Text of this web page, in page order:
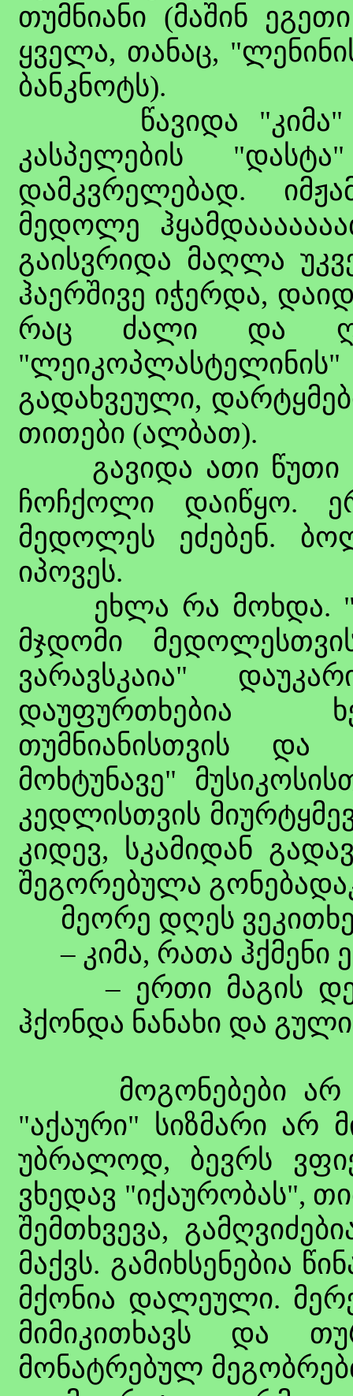
თუმნიანი (მაშინ
ყველა, თანაც,
ბანკნოტს).
წავიდა "კიმა"
კასპელების
დამკვრელებად.
მედოლე
გაისვრიდა მაღლა
ჰაერშივე იჭერდა,
რაც ძალი და
გადახვეული,
თითები (ალბათ).
გავიდა ათი წუთი
ჩოჩქოლი დაიწყო.
მედოლეს ეძებენ.
იპოვეს.
ეხლა რა მოხდა.
მჯდომი
ვარავსკაია"
დაუფურთხებია
თუმნიანისთვის
მოხტუნავე"
კედლისთვის
კიდევ, სკამიდან
შეგორებულა
მეორე დღეს
– კიმა, რათა ჰქმენი
– ერთი მაგის
ჰქონდა ნანახი და
მოგონებები არ
"აქაური" სიზმარი არ
უბრალოდ, ბევრს
ვხედავ "იქაურობას",
შემთხვევა,
მაქვს. გამიხსენებია
მქონია დალეული.
მიმიკითხავს და
მონატრებულ